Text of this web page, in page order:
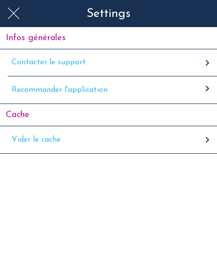
Settings
Infos générales
Contacter le support
Recommander l'application
Cache
Vider le cache